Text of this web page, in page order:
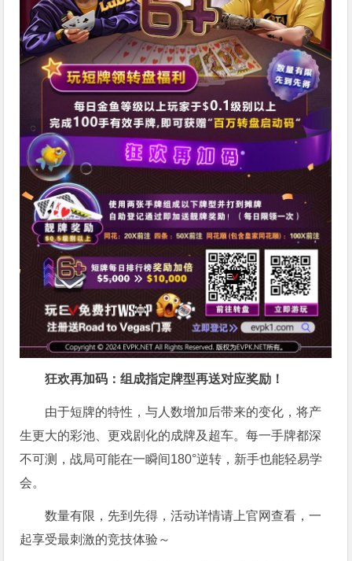
狂欢再加码：组成指定牌型再送对应奖励！
由于短牌的特性，与人数增加后带来的变化，将产
生更大的彩池、更戏剧化的成牌及超车。每一手牌都深
不可测，战局可能在一瞬间180°逆转，新手也能轻易学
会。
数量有限，先到先得，活动详情请上官网查看，一
起享受最刺激的竞技体验～